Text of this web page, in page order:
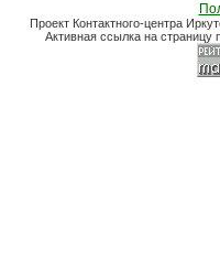
Проект Контактного-центра
Активная ссылка на страницу